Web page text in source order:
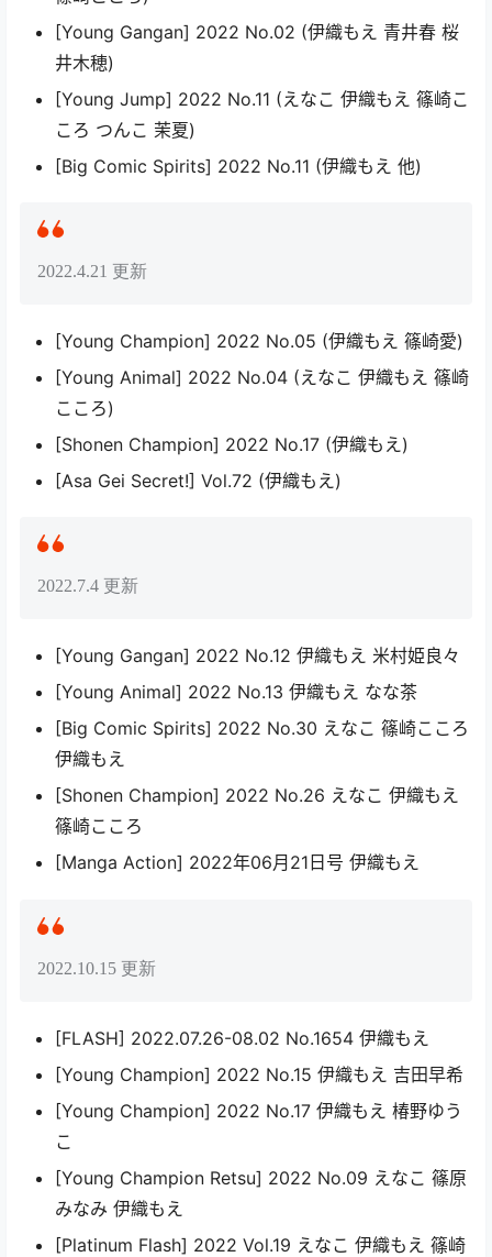
[Young Gangan] 2022 No.02 (伊織もえ 青井春 桜
井木穂)
[Young Jump] 2022 No.11 (えなこ 伊織もえ 篠崎こ
ころ つんこ 茉夏)
[Big Comic Spirits] 2022 No.11 (伊織もえ 他)
2022.4.21 更新
[Young Champion] 2022 No.05 (伊織もえ 篠崎愛)
[Young Animal] 2022 No.04 (えなこ 伊織もえ 篠崎
こころ)
[Shonen Champion] 2022 No.17 (伊織もえ)
[Asa Gei Secret!] Vol.72 (伊織もえ)
2022.7.4 更新
[Young Gangan] 2022 No.12 伊織もえ 米村姫良々
[Young Animal] 2022 No.13 伊織もえ なな茶
[Big Comic Spirits] 2022 No.30 えなこ 篠崎こころ
伊織もえ
[Shonen Champion] 2022 No.26 えなこ 伊織もえ
篠崎こころ
[Manga Action] 2022年06月21日号 伊織もえ
2022.10.15 更新
[FLASH] 2022.07.26-08.02 No.1654 伊織もえ
[Young Champion] 2022 No.15 伊織もえ 吉田早希
[Young Champion] 2022 No.17 伊織もえ 椿野ゆう
こ
[Young Champion Retsu] 2022 No.09 えなこ 篠原
みなみ 伊織もえ
[Platinum Flash] 2022 Vol.19 えなこ 伊織もえ 篠崎